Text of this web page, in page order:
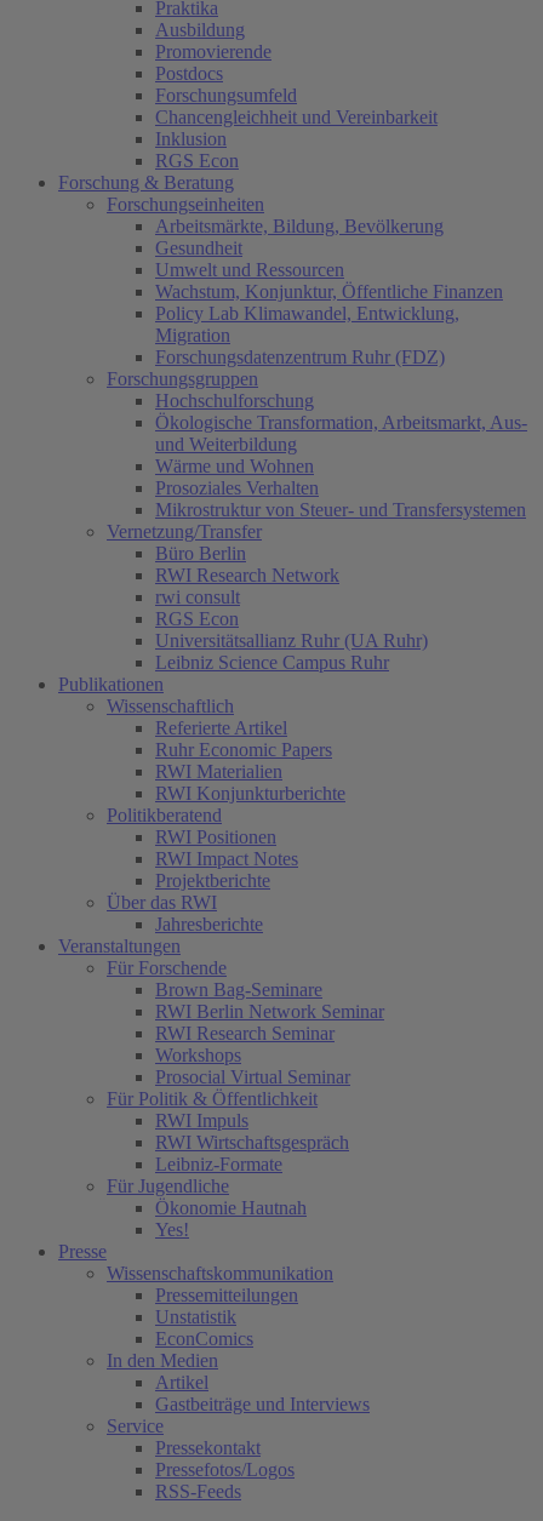
Praktika
Ausbildung
Promovierende
Postdocs
Forschungsumfeld
Chancengleichheit und Vereinbarkeit
Inklusion
RGS Econ
Forschung & Beratung
Forschungseinheiten
Arbeitsmärkte, Bildung, Bevölkerung
Gesundheit
Umwelt und Ressourcen
Wachstum, Konjunktur, Öffentliche Finanzen
Policy Lab Klimawandel, Entwicklung,
Migration
Forschungsdatenzentrum Ruhr (FDZ)
Forschungsgruppen
Hochschulforschung
Ökologische Transformation, Arbeitsmarkt, Aus-
und Weiterbildung
Wärme und Wohnen
Prosoziales Verhalten
Mikrostruktur von Steuer- und Transfersystemen
Vernetzung/Transfer
Büro Berlin
RWI Research Network
rwi consult
RGS Econ
Universitätsallianz Ruhr (UA Ruhr)
Leibniz Science Campus Ruhr
Publikationen
Wissenschaftlich
Referierte Artikel
Ruhr Economic Papers
RWI Materialien
RWI Konjunkturberichte
Politikberatend
RWI Positionen
RWI Impact Notes
Projektberichte
Über das RWI
Jahresberichte
Veranstaltungen
Für Forschende
Brown Bag-Seminare
RWI Berlin Network Seminar
RWI Research Seminar
Workshops
Prosocial Virtual Seminar
Für Politik & Öffentlichkeit
RWI Impuls
RWI Wirtschaftsgespräch
Leibniz-Formate
Für Jugendliche
Ökonomie Hautnah
Yes!
Presse
Wissenschaftskommunikation
Pressemitteilungen
Unstatistik
EconComics
In den Medien
Artikel
Gastbeiträge und Interviews
Service
Pressekontakt
Pressefotos/Logos
RSS-Feeds